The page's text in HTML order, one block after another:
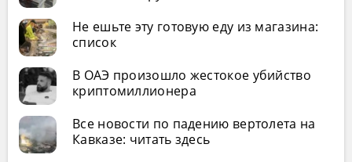
Не ешьте эту готовую еду из магазина:
список
В ОАЭ произошло жестокое убийство
криптомиллионера
Все новости по падению вертолета на
Кавказе: читать здесь